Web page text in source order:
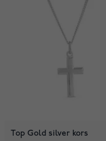
Top Gold silver kors